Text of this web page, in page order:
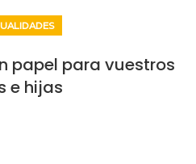
papel para vuestros
e hijas